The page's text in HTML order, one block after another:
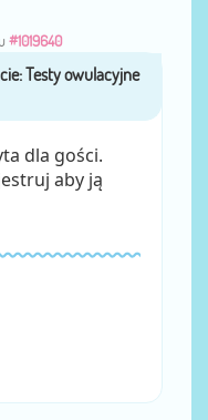
#1019640
dla gości.
aby ją